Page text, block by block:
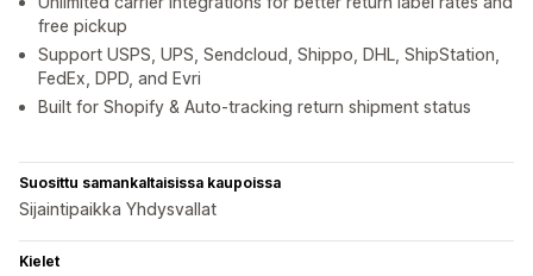
free pickup
Support USPS, UPS, Sendcloud, Shippo, DHL, ShipStation,
FedEx, DPD, and Evri
Built for Shopify & Auto-tracking return shipment status
Suosittu samankaltaisissa kaupoissa
Sijaintipaikka Yhdysvallat
Kielet